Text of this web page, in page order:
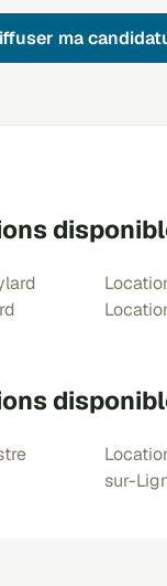
ma
sur-